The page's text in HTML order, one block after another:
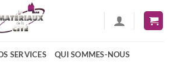
SERVICES QUI SOMMES-NOUS